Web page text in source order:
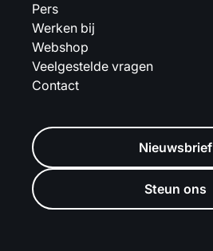
Pers
Werken bij
Webshop
Veelgestelde vragen
Contact
Nieuwsbrief
Steun ons